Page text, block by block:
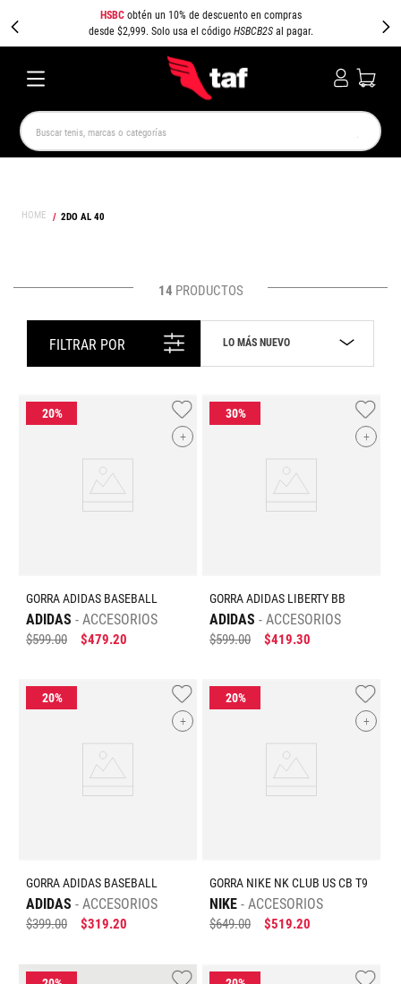
HSBCobtén un 10% de descuento en compras
desde $2,999. Solo usa el código HSBCB2Sal pagar.
Buscar tenis, marcas o categorías
2DO AL 40
14 PRODUCTOS
FILTRAR POR LO MÁS NUEVO
+
GORRA ADIDAS BASEBALL
ADIDAS ACCESORIOS
$599.00 $479.20
+
GORRA ADIDAS LIBERTY BB
ADIDAS ACCESORIOS
$599.00 $419.30
+
GORRA ADIDAS BASEBALL
ADIDAS ACCESORIOS
$399.00 $319.20
+
GORRA NIKE NK CLUB US CB T9
NIKE ACCESORIOS
$649.00 $519.20